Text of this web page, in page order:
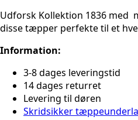
Udforsk Kollektion 1836 med
disse tæpper perfekte til et
Information:
3-8 dages leveringstid
14 dages returret
Levering til døren
Skridsikker